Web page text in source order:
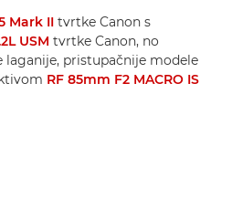
Mark II tvrtke Canon s
USM tvrtke Canon, no
pristupačnije modele
RF 85mm F2 MACRO IS